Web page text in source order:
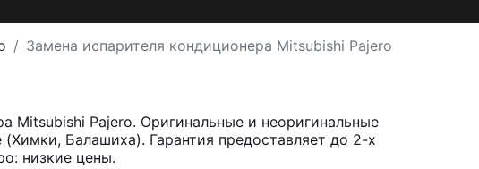
Замена испарителя кондиционера Mitsubishi Pajero
Mitsubishi Pajero. Оригинальные и неоригинальные
Балашиха). Гарантия предоставляет до 2-х
низкие цены.